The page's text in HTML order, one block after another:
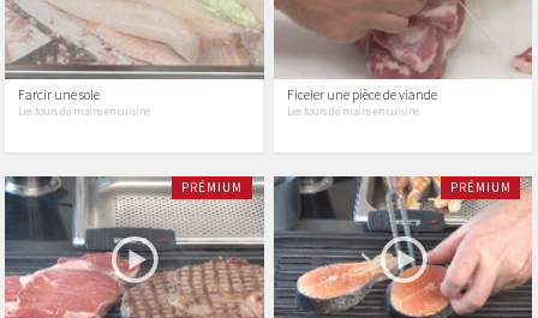
Farcir une sole
Les tours de mains en cuisine
Ficeler une pièce de viande
Les tours de mains en cuisine
PRÉMIUM PRÉMIUM